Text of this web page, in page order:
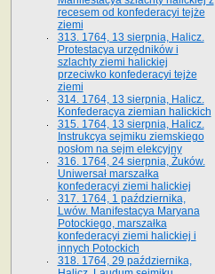
recesem od konfederacyi tejże
ziemi
313. 1764, 13 sierpnia, Halicz.
Protestacya urzędników i
szlachty ziemi halickiej
przeciwko konfederacyi tejże
ziemi
314. 1764, 13 sierpnia, Halicz.
Konfederacya ziemian halickich
315. 1764, 13 sierpnia, Halicz.
Instrukcya sejmiku ziemskiego
posłom na sejm elekcyjny
316. 1764, 24 sierpnia, Żuków.
Uniwersał marszałka
konfederacyi ziemi halickiej
317. 1764, 1 października,
Lwów. Manifestacya Maryana
Potockiego, marszałka
konfederacyi ziemi halickiej i
innych Potockich
318. 1764, 29 października,